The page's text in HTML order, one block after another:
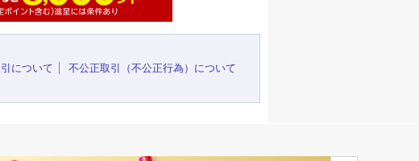
について
不公正取引（不公正行為）について